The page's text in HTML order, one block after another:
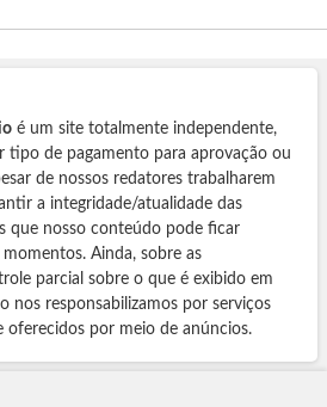
é um site totalmente independente,
tipo de pagamento para aprovação ou
de nossos redatores trabalharem
a integridade/atualidade das
que nosso conteúdo pode ficar
Ainda, sobre as
parcial sobre o que é exibido em
nos responsabilizamos por serviços
oferecidos por meio de anúncios.